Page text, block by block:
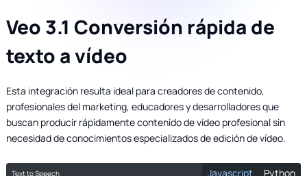
Veo 3.1 Conversión rápida de
texto a vídeo
Esta integración resulta ideal para creadores de contenido,
profesionales del marketing, educadores y desarrolladores que
buscan producir rápidamente contenido de vídeo profesional sin
necesidad de conocimientos especializados de edición de vídeo.
Text to Speech Javascript Python